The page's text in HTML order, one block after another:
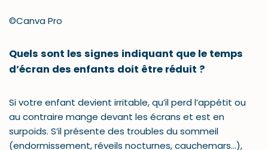
©Canva Pro
Quels sont les signes indiquant que le temps
d’écran des enfants doit être réduit ?
Si votre enfant devient irritable, qu’il perd l’appétit ou
au contraire mange devant les écrans et est en
surpoids. S’il présente des troubles du sommeil
(endormissement, réveils nocturnes, cauchemars…),